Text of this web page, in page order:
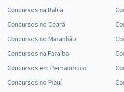
Concursos na Bahia
Concursos no Ceará
Concursos no Maranhão
Concursos na Paraíba
Concursos em Pernambuco
Concursos no Piauí